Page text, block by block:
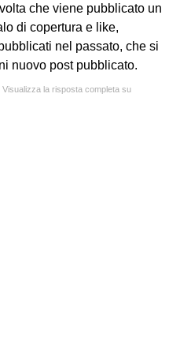
che viene pubblicato un
di copertura e like,
nel passato, che si
nuovo post pubblicato.
Visualizza la risposta completa su